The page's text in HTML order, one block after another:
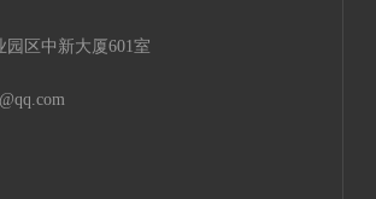
区中新大厦601室